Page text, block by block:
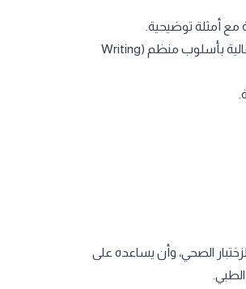
مع أمثلة توضيحية.
وحدة متكاملة لتعليم الكتابة الطبية والإجابة على الأسئلة المقالية بأسلوب منظم (Writing
الصحي، وأن يساعده على